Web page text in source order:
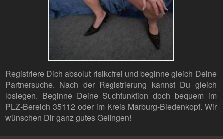
Registriere Dich absolut risikofrei und beginne gleich Deine
Partnersuche. Nach der Registrierung kannst Du gleich
loslegen. Beginne Deine Suchfunktion doch bequem im
PLZ-Bereich 35112 oder im Kreis Marburg-Biedenkopf. Wir
wünschen Dir ganz gutes Gelingen!